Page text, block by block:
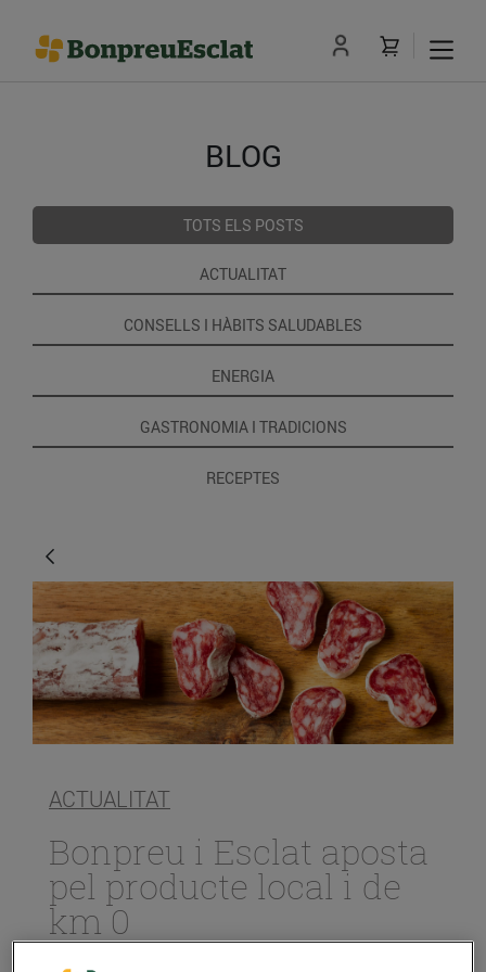
BLOG
TOTS ELS POSTS
ACTUALITAT
CONSELLS I HÀBITS SALUDABLES
ENERGIA
GASTRONOMIA I TRADICIONS
RECEPTES
ACTUALITAT
Bonpreu i Esclat aposta
pel producte local i de
km 0